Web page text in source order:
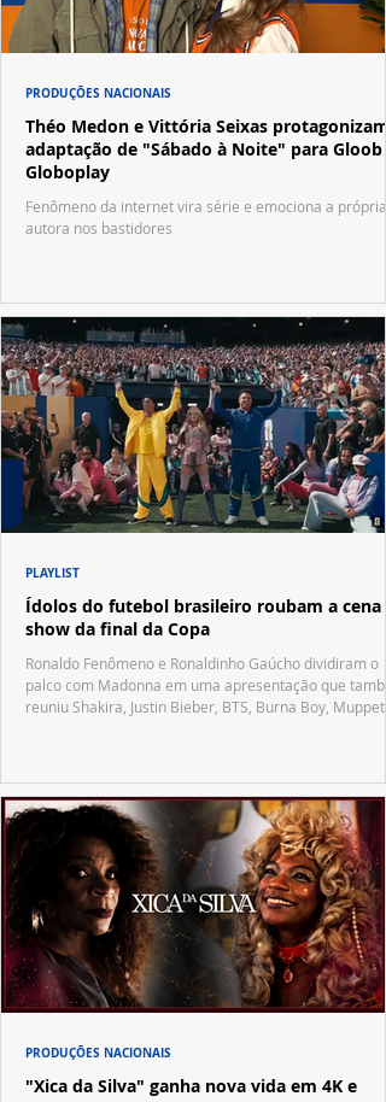
Théo Medon e Vittória Seixas protagonizam
adaptação de "Sábado à Noite" para Gloob e
Globoplay
Fenômeno da internet vira série e emociona a própria
autora nos bastidores
PRODUÇÕES NACIONAIS
Ídolos do futebol brasileiro roubam a cena
show da final da Copa
Ronaldo Fenômeno e Ronaldinho Gaúcho dividiram o
palco com Madonna em uma apresentação que
reuniu Shakira, Justin Bieber, BTS, Burna Boy, Muppets,
PLAYLIST
"Xica da Silva" ganha nova vida em 4K e
PRODUÇÕES NACIONAIS